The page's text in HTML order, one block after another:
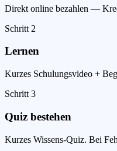
Direkt online bezahlen —
Schritt 2
Lernen
Kurzes Schulungsvideo +
Schritt 3
Quiz bestehen
Kurzes Wissens-Quiz. Bei